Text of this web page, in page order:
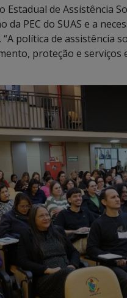
Estadual de Assistência
PEC do SUAS e a
política de assistência
proteção e serviços